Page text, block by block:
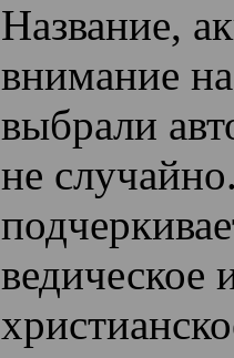
Название,
внимание
выбрали
не
ведическое